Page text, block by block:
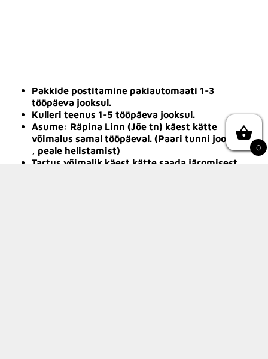
Pakkide postitamine pakiautomaati 1-3
tööpäeva jooksul.
Kulleri teenus 1-5 tööpäeva jooksul.
Asume: Räpina Linn (Jõe tn) käest kätte
võimalus samal tööpäeval. (Paari tunni jooksul
, peale helistamist)
Tartus võimalik käest kätte saada järgmisest
0